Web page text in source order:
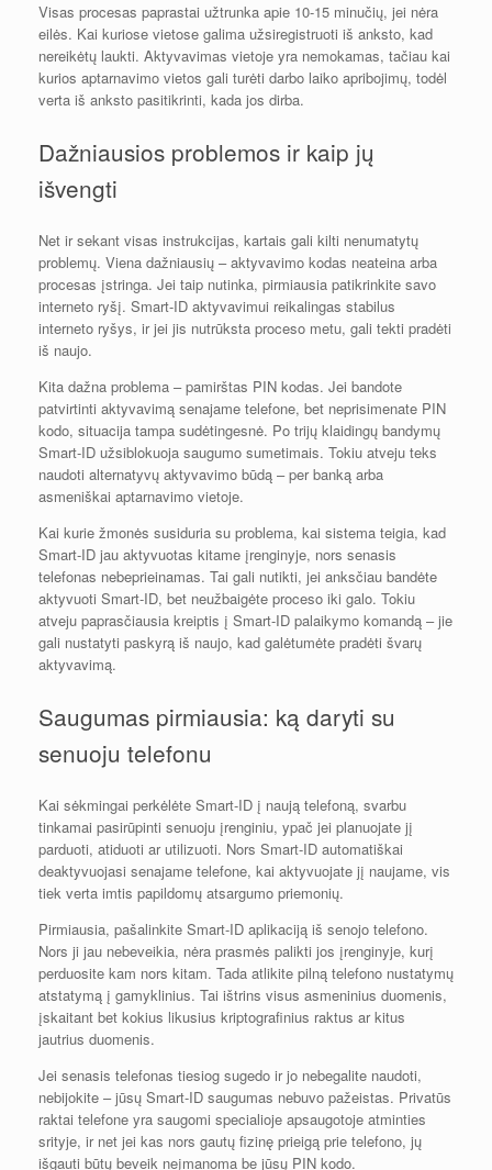
Visas procesas paprastai užtrunka apie 10-15 minučių, jei nėra
eilės. Kai kuriose vietose galima užsiregistruoti iš anksto, kad
nereikėtų laukti. Aktyvavimas vietoje yra nemokamas, tačiau kai
kurios aptarnavimo vietos gali turėti darbo laiko apribojimų, todėl
verta iš anksto pasitikrinti, kada jos dirba.
Dažniausios problemos ir kaip jų
išvengti
Net ir sekant visas instrukcijas, kartais gali kilti nenumatytų
problemų. Viena dažniausių – aktyvavimo kodas neateina arba
procesas įstringa. Jei taip nutinka, pirmiausia patikrinkite savo
interneto ryšį. Smart-ID aktyvavimui reikalingas stabilus
interneto ryšys, ir jei jis nutrūksta proceso metu, gali tekti pradėti
iš naujo.
Kita dažna problema – pamirštas PIN kodas. Jei bandote
patvirtinti aktyvavimą senajame telefone, bet neprisimenate PIN
kodo, situacija tampa sudėtingesnė. Po trijų klaidingų bandymų
Smart-ID užsiblokuoja saugumo sumetimais. Tokiu atveju teks
naudoti alternatyvų aktyvavimo būdą – per banką arba
asmeniškai aptarnavimo vietoje.
Kai kurie žmonės susiduria su problema, kai sistema teigia, kad
Smart-ID jau aktyvuotas kitame įrenginyje, nors senasis
telefonas nebeprieinamas. Tai gali nutikti, jei anksčiau bandėte
aktyvuoti Smart-ID, bet neužbaigėte proceso iki galo. Tokiu
atveju paprasčiausia kreiptis į Smart-ID palaikymo komandą – jie
gali nustatyti paskyrą iš naujo, kad galėtumėte pradėti švarų
aktyvavimą.
Saugumas pirmiausia: ką daryti su
senuoju telefonu
Kai sėkmingai perkėlėte Smart-ID į naują telefoną, svarbu
tinkamai pasirūpinti senuoju įrenginiu, ypač jei planuojate jį
parduoti, atiduoti ar utilizuoti. Nors Smart-ID automatiškai
deaktyvuojasi senajame telefone, kai aktyvuojate jį naujame, vis
tiek verta imtis papildomų atsargumo priemonių.
Pirmiausia, pašalinkite Smart-ID aplikaciją iš senojo telefono.
Nors ji jau nebeveikia, nėra prasmės palikti jos įrenginyje, kurį
perduosite kam nors kitam. Tada atlikite pilną telefono nustatymų
atstatymą į gamyklinius. Tai ištrins visus asmeninius duomenis,
įskaitant bet kokius likusius kriptografinius raktus ar kitus
jautrius duomenis.
Jei senasis telefonas tiesiog sugedo ir jo nebegalite naudoti,
nebijokite – jūsų Smart-ID saugumas nebuvo pažeistas. Privatūs
raktai telefone yra saugomi specialioje apsaugotoje atminties
srityje, ir net jei kas nors gautų fizinę prieigą prie telefono, jų
išgauti būtų beveik neįmanoma be jūsų PIN kodo.